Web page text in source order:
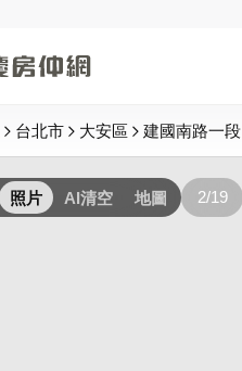
台北市 大安區 建國南路一段
照片 AI清空 地圖 2/19